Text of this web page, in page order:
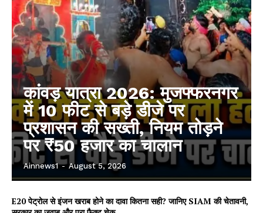
कांवड़ यात्रा 2026: मुजफ्फरनगर
में 10 फीट से बड़े डीजे पर
प्रशासन की सख्ती, नियम तोड़ने
पर ₹50 हजार का चालान
Ainnews1 - August 5, 2026
E20 पेट्रोल से इंजन खराब होने का दावा कितना सही? जानिए SIAM की चेतावनी,